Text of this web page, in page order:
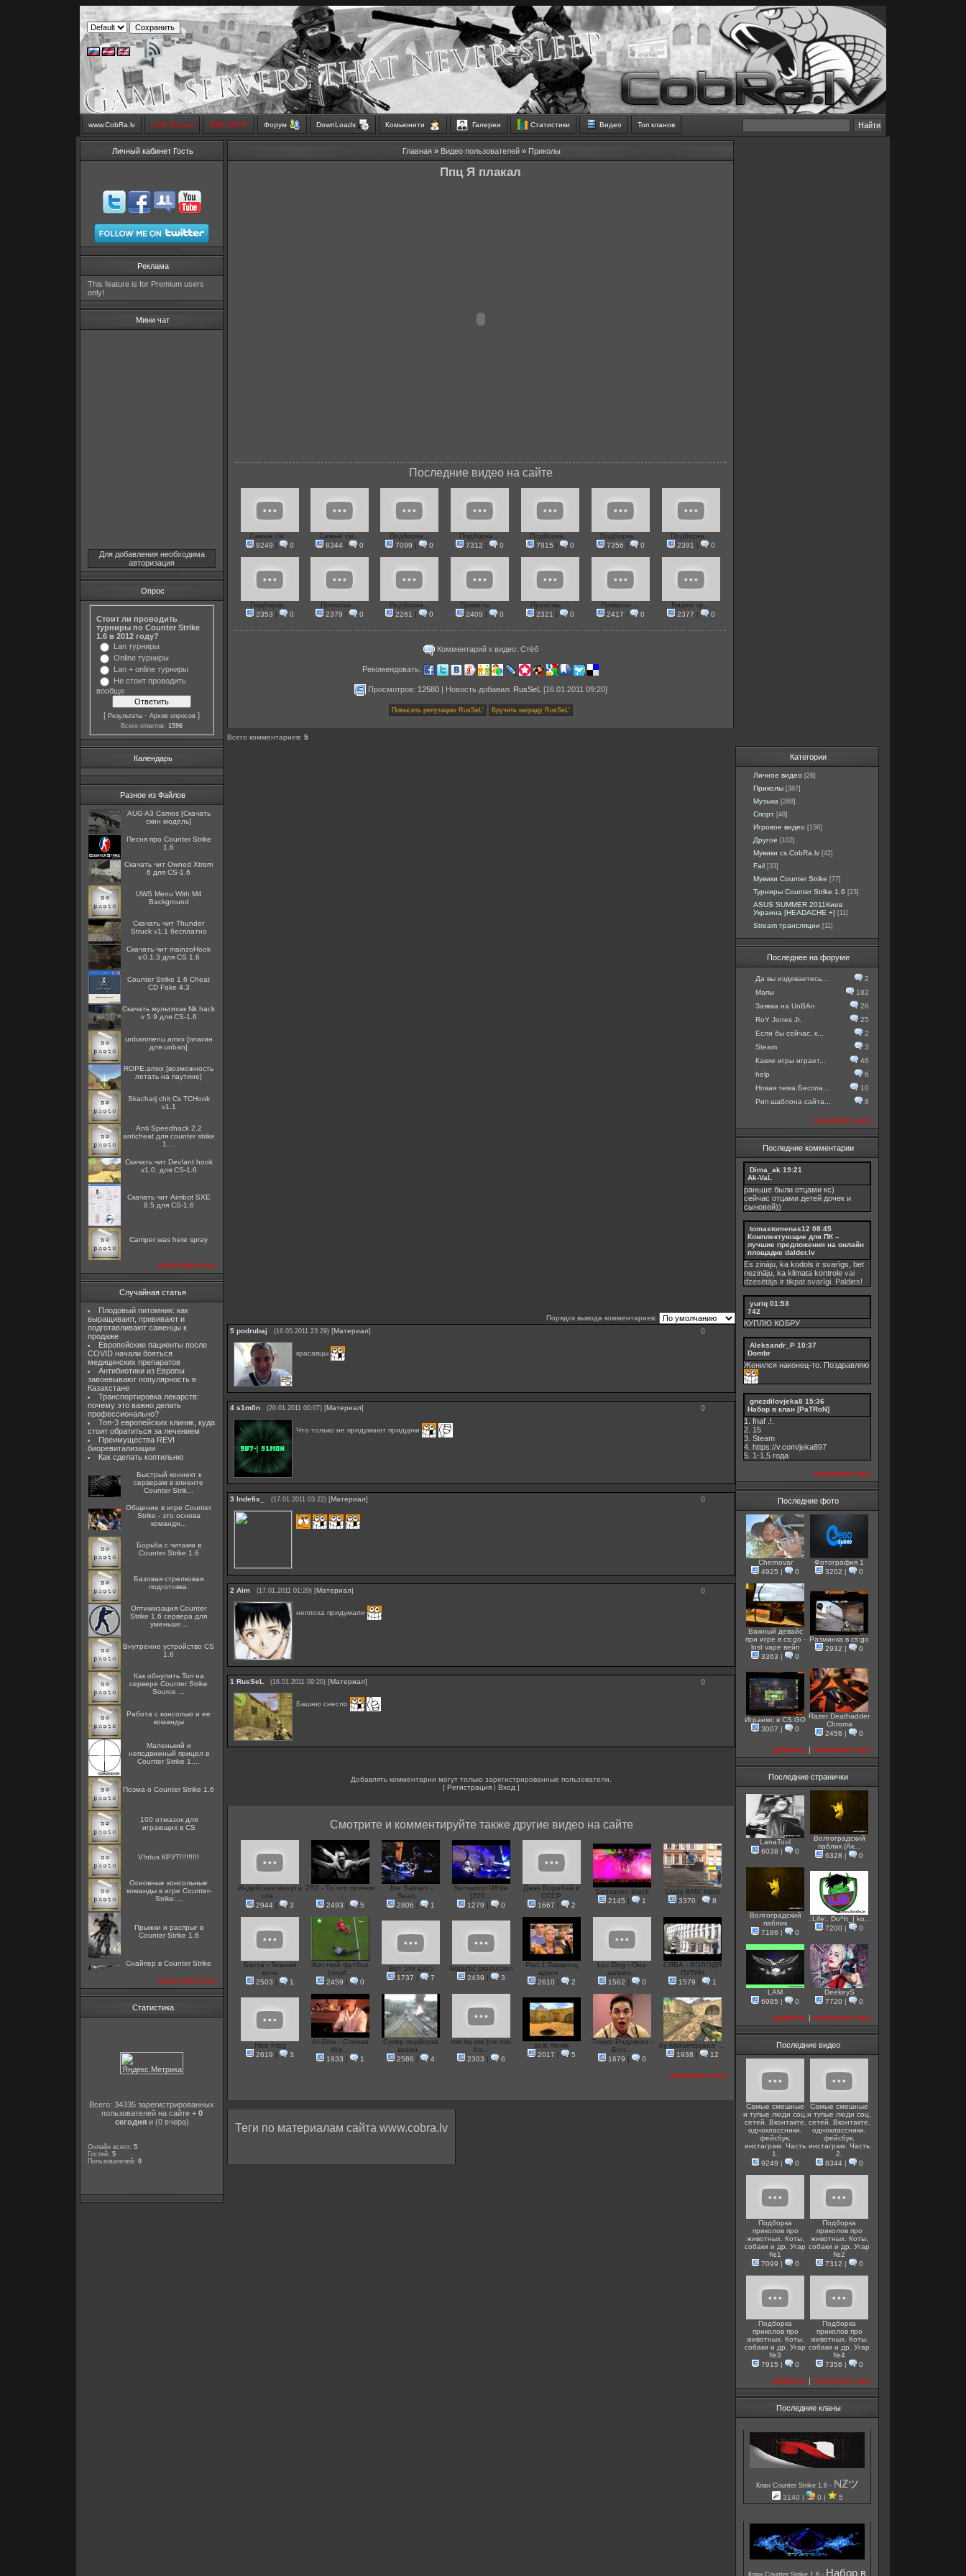
www.CobRa.lv LIVE Stream SMS SHOP Форум DownLoads Комьюнити Галереи Статистики Видео Топ кланов
Личный кабинет Гость
Реклама
This feature is for Premium users
only!
Мини чат
Для добавления необходима
авторизация
Опрос
Стоит ли проводить
турниры по Counter Strike
1.6 в 2012 году?
Lan турниры
Online турниры
Lan + online турниры
Не стоит проводить
вообще
[ Результаты · Архив опросов ]
Всего ответов: 1596
Календарь
Разное из Файлов
AUG A3 Camos [Скачать
скин модель]
Песня про Counter Strike
1.6
Скачать чит Owned Xtrem
6 для CS-1.6
UWS Menu With M4
Background
Скачать чит Thunder
Struck v1.1 бесплатно
Скачать чит mainzoHook
v.0.1.3 для CS 1.6
Counter Strike 1.6 Cheat
CD Fake 4.3
Скачать мультихак Nk hack
v 5.9 для CS-1.6
unbanmenu.amxx [плагин
для unban]
ROPE.amxx [возможность
летать на паутине]
Skachatj chit Cs TCHook
v1.1
Anti Speedhack 2.2
anticheat для counter strike
1....
Скачать чит Dev!ant hook
v1.0. для CS-1.6
Скачать чит Aimbot SXE
8.5 для CS-1.6
Camper was here spray
посмотреть все
Случайная статья
Плодовый питомник: как
выращивают, прививают и
подготавливают саженцы к
продаже
Европейские пациенты после
COVID начали бояться
медицинских препаратов
Антибиотики из Европы
завоевывают популярность в
Казахстане
Транспортировка лекарств:
почему это важно делать
профессионально?
Топ-3 европейских клиник, куда
стоит обратиться за лечением
Преимущества REVI
биоревитализации
Как сделать коптильню
Быстрый коннект к
серверам в клиенте
Counter Strik...
Общение в игре Counter
Strike - это основа
командн...
Борьба с читами в
Counter Strike 1.6
Базовая стрелковая
подготовка.
Оптимизация Counter
Strike 1.6 сервера для
уменьше...
Внутренне устройство CS
1.6
Как обнулить Топ на
сервере Counter Strike
Source ...
Работа с консолью и ее
команды
Маленький и
неподвижный прицел в
Counter Strike 1....
Поэма о Counter Strike 1.6
100 отмазок для
играющих в CS
V!ntus КРУТ!!!!!!!!!
Основные консольные
команды в игре Counter-
Strike:...
Прыжки и распрыг в
Counter Strike 1.6
Снайпер в Counter Strike
посмотреть все
Статистика
Всего: 34335 зарегистрированных
пользователей на сайте + 0
сегодняи (0 вчера)
Онлайн всего: 5
Гостей: 5
Пользователей: 0
Главная » Видео пользователей » Приколы
Ппц Я плакал
Последние видео на сайте
Самые см...
9249 | 0
Самые см...
8344 | 0
Подборка...
7099 | 0
Подборка...
7312 | 0
Подборка...
7915 | 0
Подборка...
7356 | 0
Подборка...
2391 | 0
Подборка...
2353 | 0
Приколы ...
2379 | 0
Подборка...
2261 | 0
Приколы ...
2409 | 0
Приколы ...
2321 | 0
Приколы ...
2417 | 0
Видео пр...
2377 | 0
Комментарий к видео: Стёб
Рекомендовать:
Просмотров: 12580| Новость добавил: RusSeL [16.01.2011 09:20]
Всего комментариев: 5
Порядок вывода комментариев:
0
5 podrubaj (16.05.2011 23:29) [Материал]
красавцы
0
4 s1m0n (20.01.2011 00:07) [Материал]
Что только не придумают придурки
0
3 Indefix_ (17.01.2011 03:22) [Материал]
0
2 Aim (17.01.2011 01:20) [Материал]
неплоха придумали
0
1 RusSeL (16.01.2011 09:20) [Материал]
Башню снесло
Добавлять комментарии могут только зарегистрированные пользователи.
[ Регистрация | Вход ]
Смотрите и комментируйте также другие видео на сайте
Индийская минута
сла...
2944 | 3
ZRZ - Tо что прячем
2493 | 5
Joe Satriani -
Searc...
2806 | 1
Sensation White
[200...
1279 | 0
Джек Воробей в
СССР
1667 | 2
Sensation Black
2145 | 1
Crazy BMX tricks
3370 | 8
Баста - Темная
ночь
2503 | 1
Жесткий футбол
(подб...
2459 | 0
Вот это да!:)
1737 | 7
Notactic production
2439 | 3
Part 1.Товарищ
адвок...
2610 | 2
Loc Dog - Она
каприз...
1562 | 0
СЯВА - ВОЛОДЯ
ПУТИН
1579 | 1
Nice Frag
2619 | 3
Ar-Side - Слепая
Игр...
1933 | 1
Супер подборка
везен...
2586 | 4
mm by me [ne moi
fra...
2303 | 6
sein movie
2017 | 5
Тимур Родригез -
Бол...
1679 | 0
by Maksimqqaaa` ...
1938 | 12
посмотреть все
Теги по материалам сайта www.cobra.lv
Категории
Личное видео [26]
Приколы [387]
Музыка [288]
Спорт [48]
Игровое видео [158]
Другое [102]
Мувики cs.CobRa.lv [42]
Fail [33]
Мувики Counter Strike [77]
Турниры Counter Strike 1.6 [23]
ASUS SUMMER 2011Киев
Украина [HEADACHE +] [11]
Stream трансляции [11]
Последнее на форуме
Да вы издеваетесь...
2
Мапы
182
Заявка на UnBAn
26
RoY Jones Jr.
25
Если бы сейчас, к...
2
Steam
3
Какие игры играет...
46
help
6
Новая тема.Беспла...
10
Рип шаблона сайта...
8
посмотреть все
Последние комментарии
Dima_ak 19:21
Ak-VaL
раньше были отцами кс)
сейчас отцами детей дочек и
сыновей))
tomastomenas12 08:45
Комплектующие для ПК –
лучшие предложения на онлайн
площадке dalder.lv
Es zināju, ka kodols ir svarīgs, bet
nezināju, ka klimata kontrole vai
dzesētājs ir tikpat svarīgi. Paldies!
yuriq 01:53
742
КУПЛЮ КОБРУ
Aleksandr_P 10:37
Dombr
Женился наконец-то. Поздравляю
gnezdilovjeka8 15:36
Набор в клан [PaTRoN]
1. fnaf .!.
2. 15
3. Steam
4. https://v.com/jeka897
5. 1-1,5 годa
посмотреть все
Последние фото
Chernovar
4925 | 0
Фотография 1
3202 | 0
Важный девайс
при игре в cs:go -
lost vape вейп
3363 | 0
Разминка в cs:go
2932 | 0
Играемс в CS:GO
3007 | 0
Razer Deathadder
Chroma
2456 | 0
добавить | посмотреть все
Последние странички
LanaTool
6038 | 0
Волгоградский
паблик (Ак...
6328 | 0
Волгоградский
паблик
7186 | 0
.:Life:. Do^It_| ko...
7200 | 0
LAM
6985 | 0
DeekeyS
7720 | 0
добавить | посмотреть все
Последние видео
Самые смешные
и тупые люди соц.
сетей. Вконтакте,
одноклассники,
фейсбук,
инстаграм. Часть
1.
9249 | 0
Самые смешные
и тупые люди соц.
сетей. Вконтакте,
одноклассники,
фейсбук,
инстаграм. Часть
2.
8344| 0
Подборка
приколов про
животных. Коты,
собаки и др. Угар
№1
7099 | 0
Подборка
приколов про
животных. Коты,
собаки и др. Угар
№2
7312 | 0
Подборка
приколов про
животных. Коты,
собаки и др. Угар
№3
7915 | 0
Подборка
приколов про
животных. Коты,
собаки и др. Угар
№4
7356 | 0
добавить | посмотреть все
Последние кланы
Клан Counter Strike 1.6 - ℕℤツ
3140 | 0 | 5
Клан Counter Strike 1.6 - Набор в